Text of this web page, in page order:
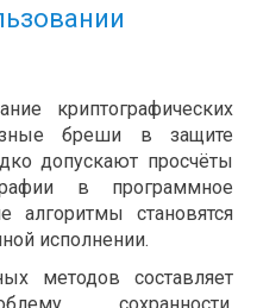
криптографических
бреши в защите
допускают просчёты
в программное
алгоритмы становятся
исполнении.
методов составляет